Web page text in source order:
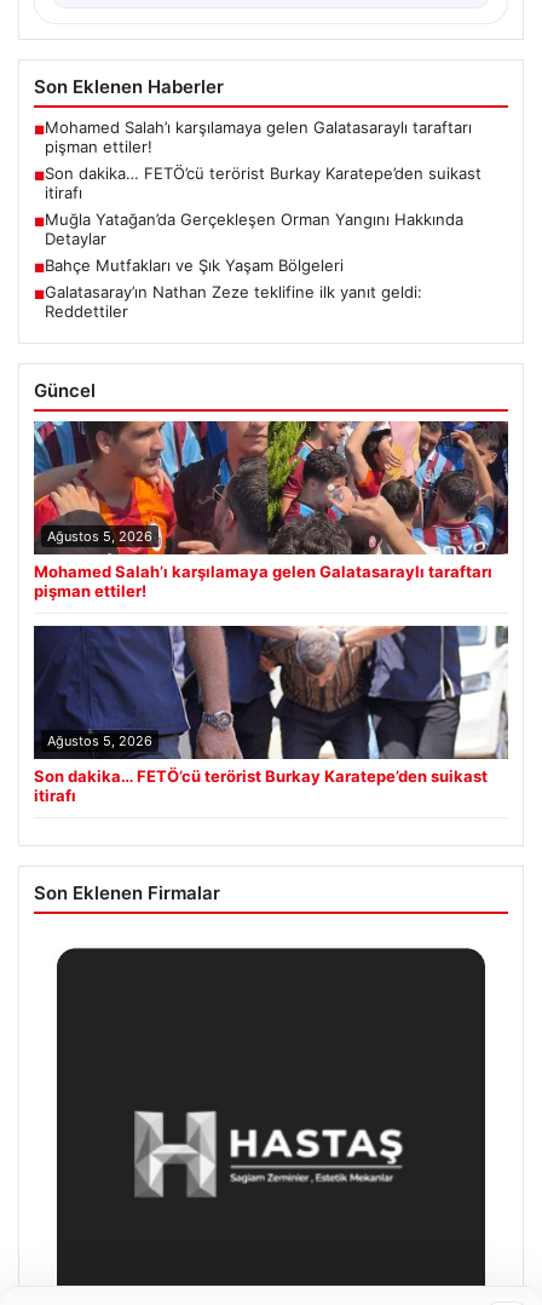
Son Eklenen Haberler
■Mohamed Salah’ı karşılamaya gelen Galatasaraylı taraftarı
pişman ettiler!
■Son dakika… FETÖ’cü terörist Burkay Karatepe’den suikast
itirafı
■Muğla Yatağan’da Gerçekleşen Orman Yangını Hakkında
Detaylar
■Bahçe Mutfakları ve Şık Yaşam Bölgeleri
■Galatasaray’ın Nathan Zeze teklifine ilk yanıt geldi:
Reddettiler
Güncel
Ağustos 5, 2026
Mohamed Salah’ı karşılamaya gelen Galatasaraylı taraftarı
pişman ettiler!
Ağustos 5, 2026
Son dakika… FETÖ’cü terörist Burkay Karatepe’den suikast
itirafı
Son Eklenen Firmalar